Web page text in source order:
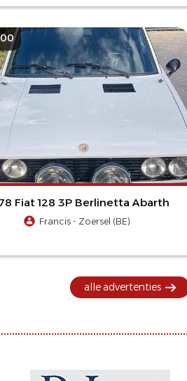
Fiat 128 3P Berlinetta Abarth
Francis - Zoersel (BE)
alle advertenties